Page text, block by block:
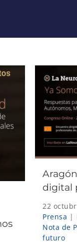
digital
22
Prensa |
Nota de
futuro